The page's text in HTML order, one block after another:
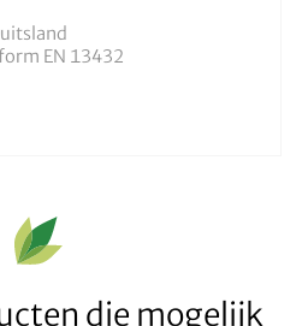
EN 13432
die mogelijk